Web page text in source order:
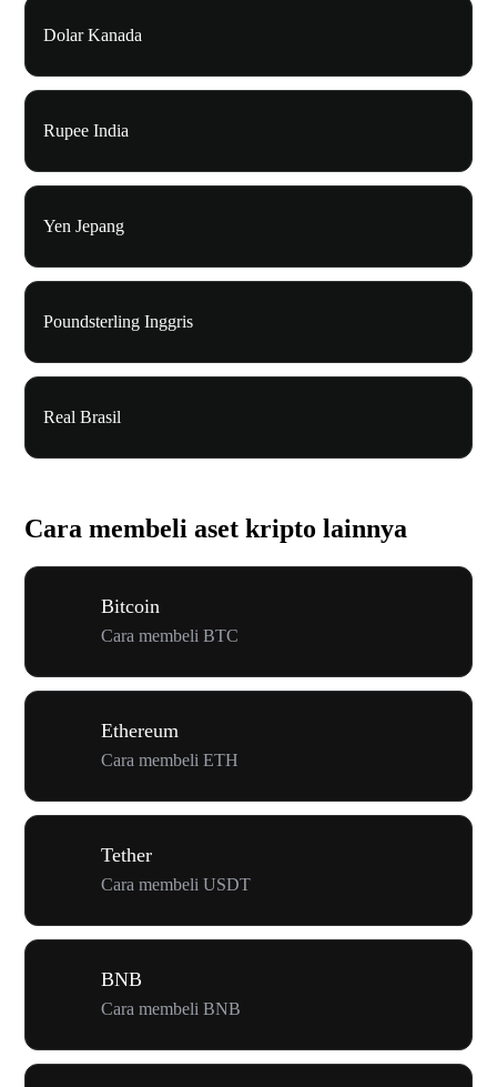
Dolar Kanada
Rupee India
Yen Jepang
Poundsterling Inggris
Real Brasil
Cara membeli aset kripto lainnya
Bitcoin
Cara membeli BTC
Ethereum
Cara membeli ETH
Tether
Cara membeli USDT
BNB
Cara membeli BNB